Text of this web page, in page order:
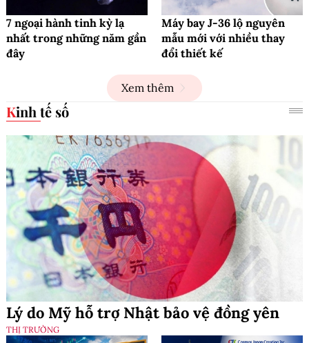
7 ngoại hành tinh kỳ lạ
nhất trong những năm gần
đây
Máy bay J-36 lộ nguyên
mẫu mới với nhiều thay
đổi thiết kế
Xem thêm
Kinh tế số
Lý do Mỹ hỗ trợ Nhật bảo vệ đồng yên
THỊ TRƯỜNG